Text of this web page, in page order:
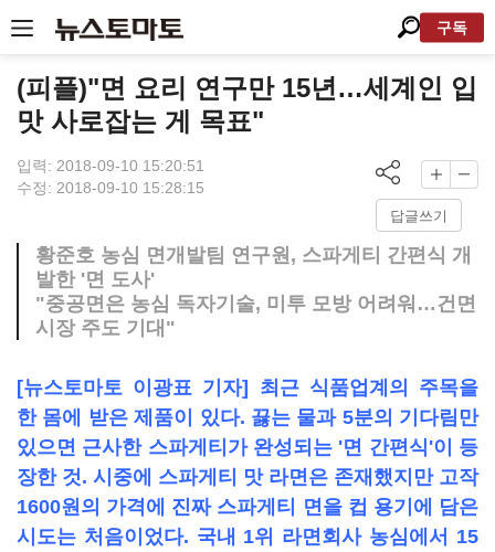
구독
(피플)"면 요리 연구만 15년…세계인 입
맛 사로잡는 게 목표"
입력: 2018-09-10 15:20:51
수정: 2018-09-10 15:28:15
답글쓰기
황준호 농심 면개발팀 연구원, 스파게티 간편식 개
발한 '면 도사'
"중공면은 농심 독자기술, 미투 모방 어려워…건면
시장 주도 기대"
[뉴스토마토 이광표 기자] 최근 식품업계의 주목을
한 몸에 받은 제품이 있다. 끓는 물과 5분의 기다림만
있으면 근사한 스파게티가 완성되는 '면 간편식'이 등
장한 것. 시중에 스파게티 맛 라면은 존재했지만 고작
1600원의 가격에 진짜 스파게티 면을 컵 용기에 담은
시도는 처음이었다. 국내 1위 라면회사 농심에서 15